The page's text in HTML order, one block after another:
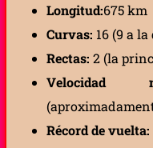
Longitud:675 km
Curvas: 16 (9 a
Rectas: 2 (la
Velocidad
Récord de vuelta: